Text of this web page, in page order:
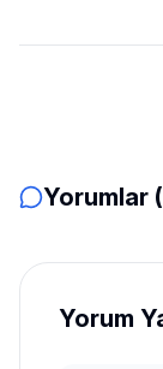
Yorumlar
Yorum